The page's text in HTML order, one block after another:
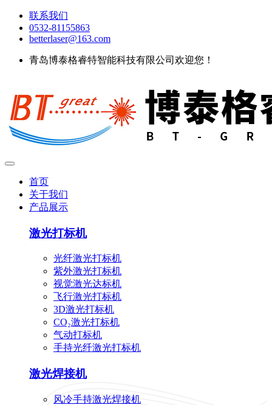
联系我们
0532-81155863
betterlaser@163.com
青岛博泰格睿特智能科技有限公司欢迎您！
首页
关于我们
产品展示
激光打标机
光纤激光打标机
紫外激光打标机
视觉激光达标机
飞行激光打标机
3D激光打标机
CO₂激光打标机
气动打标机
手持光纤激光打标机
激光焊接机
风冷手持激光焊接机